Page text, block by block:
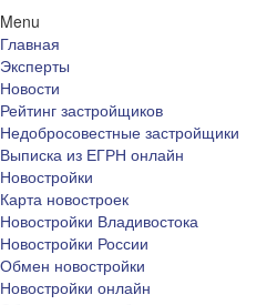
Menu
Главная
Эксперты
Новости
Рейтинг застройщиков
Недобросовестные застройщики
Выписка из ЕГРН онлайн
Новостройки
Карта новостроек
Новостройки Владивостока
Новостройки России
Обмен новостройки
Новостройки онлайн